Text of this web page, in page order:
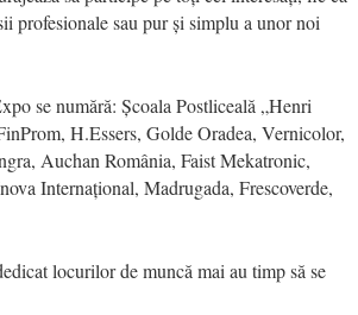
profesionale sau pur și simplu a unor noi
se numără: Școala Postliceală „Henri
H.Essers, Golde Oradea, Vernicolor,
Auchan România, Faist Mekatronic,
Internațional, Madrugada, Frescoverde,
locurilor de muncă mai au timp să se